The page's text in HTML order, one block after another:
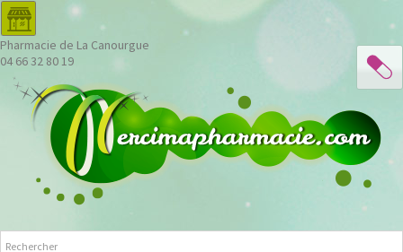
Pharmacie de La Canourgue
04 66 32 80 19